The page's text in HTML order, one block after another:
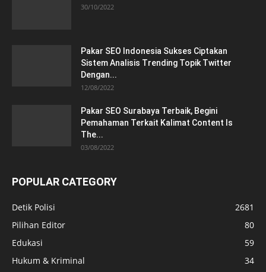
30/10/2022
Pakar SEO Indonesia Sukses Ciptakan
Sistem Analisis Trending Topik Twitter
Dengan...
12/08/2022
Pakar SEO Surabaya Terbaik, Begini
Pemahaman Terkait Kalimat Content Is
The...
03/08/2022
POPULAR CATEGORY
Detik Polisi
2681
Pilihan Editor
80
Edukasi
59
Hukum & Kriminal
34